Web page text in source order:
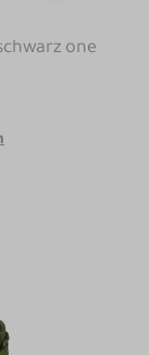
one